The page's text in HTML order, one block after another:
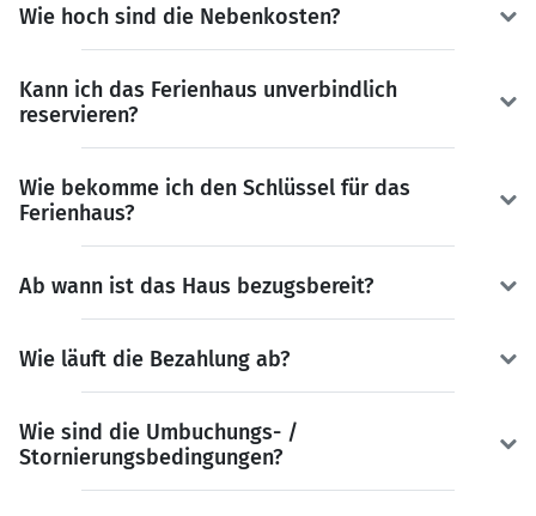
Wie hoch sind die Nebenkosten?
Kann ich das Ferienhaus unverbindlich
reservieren?
Wie bekomme ich den Schlüssel für das
Ferienhaus?
Ab wann ist das Haus bezugsbereit?
Wie läuft die Bezahlung ab?
Wie sind die Umbuchungs- /
Stornierungsbedingungen?